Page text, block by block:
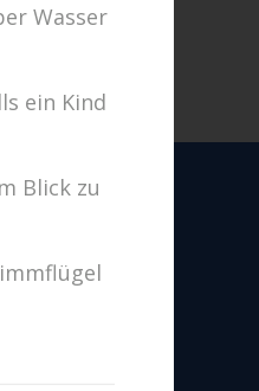
Wasser
ein Kind
Blick zu